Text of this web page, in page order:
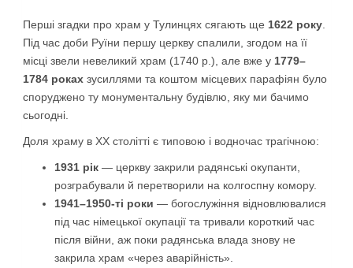
Перші згадки про храм у Тулинцях сягають ще 1622 року
Під час доби Руїни першу церкву спалили, згодом на її
місці звели невеликий храм (1740 р.), але вже у 1779–
1784 роках зусиллями та коштом місцевих парафіян було
споруджено ту монументальну будівлю, яку ми бачимо
сьогодні.
Доля храму в XX столітті є типовою і водночас трагічною:
1931 рік — церкву закрили радянські окупанти,
розграбували й перетворили на колгоспну комору.
1941–1950-ті роки — богослужіння відновлювалися
під час німецької окупації та тривали короткий час
після війни, аж поки радянська влада знову не
закрила храм «через аварійність».